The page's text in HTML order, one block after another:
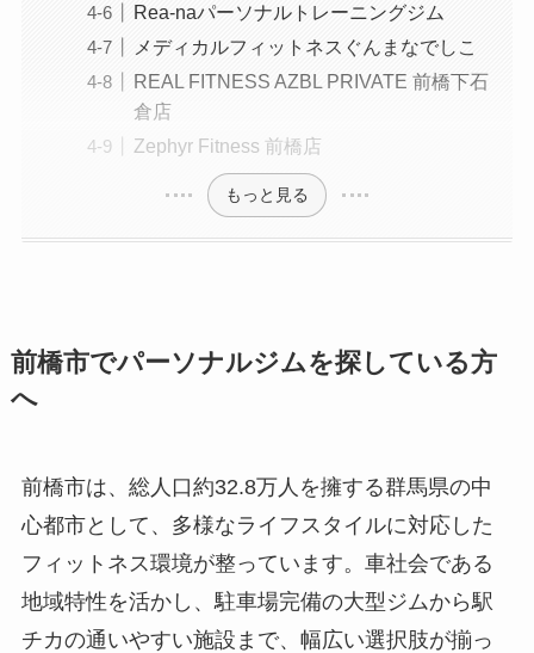
Rea-naパーソナルトレーニングジム
メディカルフィットネスぐんまなでしこ
REAL FITNESS AZBL PRIVATE 前橋下石
倉店
Zephyr Fitness 前橋店
もっと見る
前橋市でパーソナルジムを探している方
へ
前橋市は、総人口約32.8万人を擁する群馬県の中
心都市として、多様なライフスタイルに対応した
フィットネス環境が整っています。車社会である
地域特性を活かし、駐車場完備の大型ジムから駅
チカの通いやすい施設まで、幅広い選択肢が揃っ